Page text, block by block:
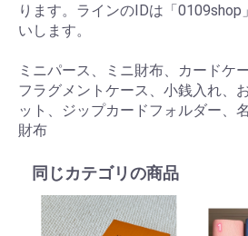
ります。ラインのIDは「
いします。
ミニパース、ミニ財布、カードケ
フラグメントケース、小銭入れ、
ット、ジップカードフォルダー、
財布
同じカテゴリの商品